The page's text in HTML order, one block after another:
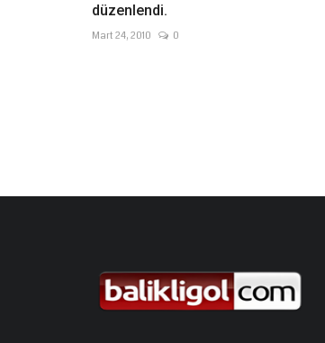
düzenlendi.
Mart 24, 2010 0